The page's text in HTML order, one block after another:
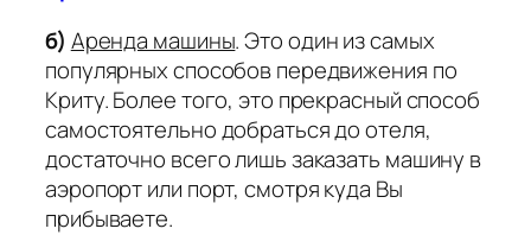
б) Аренда машины.Это один из самых
популярных способов передвижения по
Криту. Более того, это прекрасный способ
самостоятельно добраться до отеля,
достаточно всего лишь заказать машину в
аэропорт или порт, смотря куда Вы
прибываете.